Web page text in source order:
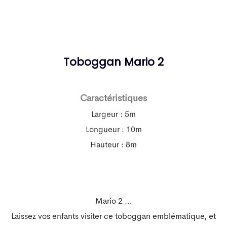
Toboggan Mario 2
Caractéristiques
Largeur : 5m
Longueur : 10m
Hauteur : 8m
Mario 2 …
Laissez vos enfants visiter ce toboggan emblématique, et